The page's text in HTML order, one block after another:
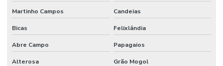
Martinho Campos Candeias
Bicas Felixlândia
Abre Campo Papagaios
Alterosa Grão Mogol